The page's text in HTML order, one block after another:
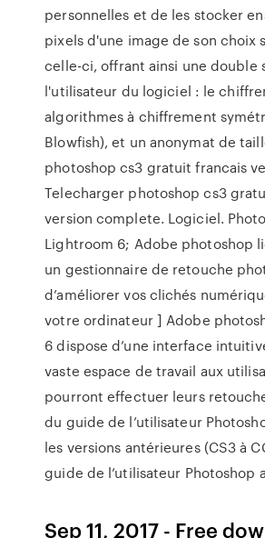
personnelles et de les stocker
pixels d'une image de son choix
celle-ci, offrant ainsi une double
l'utilisateur du logiciel : le
algorithmes à chiffrement
Blowfish), et un anonymat de
photoshop cs3 gratuit francais
Telecharger photoshop cs3
version complete. Logiciel.
Lightroom 6; Adobe photoshop
un gestionnaire de retouche
d’améliorer vos clichés
votre ordinateur ] Adobe
6 dispose d’une interface
vaste espace de travail aux
pourront effectuer leurs
du guide de l’utilisateur
les versions antérieures (CS3 à
guide de l’utilisateur Photoshop
Sep 11, 2017 - Free